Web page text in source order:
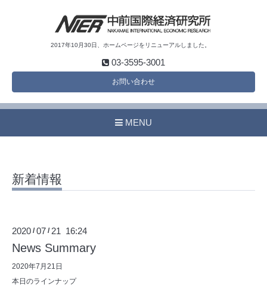
2017年10月30日、ホームページをリニューアルしました。
03-3595-3001
お問い合わせ
MENU
新着情報
2020 /07 / 21 16:24
News Summary
2020年7月21日
本日のラインナップ